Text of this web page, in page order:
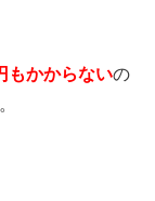
もかからないの